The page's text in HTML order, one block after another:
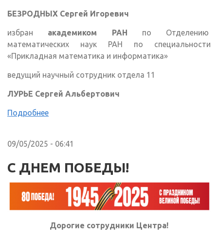
БЕЗРОДНЫХ Сергей Игоревич
избран академиком РАН по Отделению
математических наук РАН по специальности
«Прикладная математика и информатика»
ведущий научный сотрудник отдела 11
ЛУРЬЕ Сергей Альбертович
Подробнее
09/05/2025 - 06:41
С ДНЕМ ПОБЕДЫ!
Дорогие сотрудники Центра!